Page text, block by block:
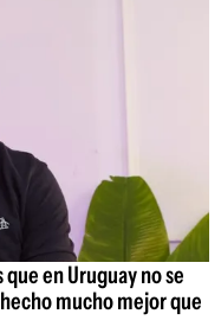
en Uruguay no se
mucho mejor que